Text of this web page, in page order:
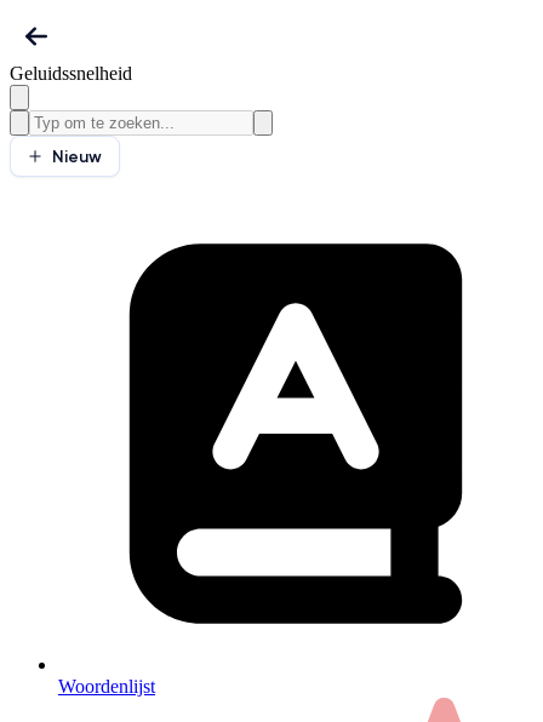
Geluidssnelheid
Nieuw
Woordenlijst